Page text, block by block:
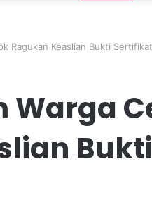
Ragukan Keaslian Bukti
Warga